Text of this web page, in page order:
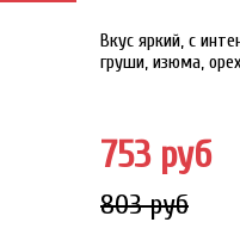
Вкус яркий, с
груши, изюма,
753 руб
803 руб